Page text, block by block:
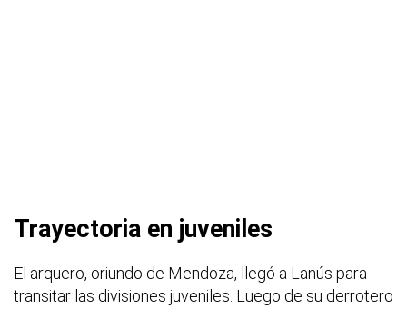
Trayectoria en juveniles
El arquero, oriundo de Mendoza, llegó a Lanús para
transitar las divisiones juveniles. Luego de su derrotero